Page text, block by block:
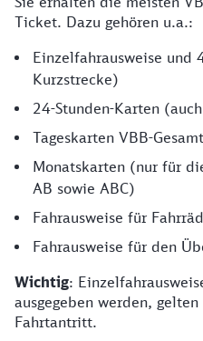
Ticket. Dazu gehören u.a.:
Einzelfahrausweise und
Kurzstrecke)
24-Stunden-Karten
Tageskarten VBB-
Monatskarten (nur für
AB sowie ABC)
Fahrausweise für
Fahrausweise für den
Wichtig:
ausgegeben werden,
Fahrtantritt.